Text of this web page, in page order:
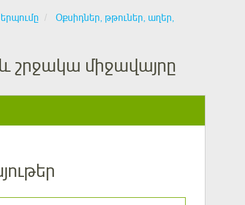
Օքսիդներ, թթուներ, աղեր,
շրջակա միջավայրը